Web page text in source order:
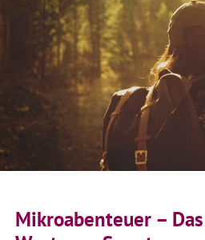
Mikroabenteuer –